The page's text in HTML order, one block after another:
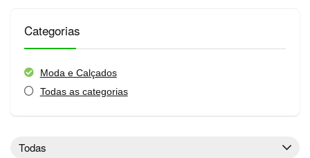
Categorias
Moda e Calçados
Todas as categorias
Todas